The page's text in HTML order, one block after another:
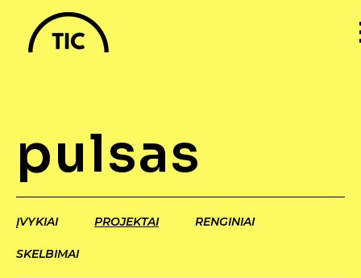
pulsas
ĮVYKIAI PROJEKTAI RENGINIAI
SKELBIMAI